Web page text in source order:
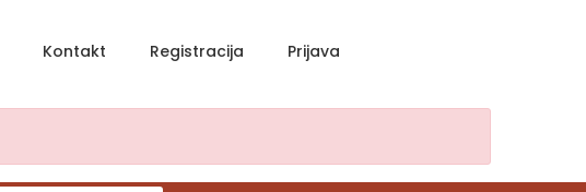
Kontakt Registracija Prijava